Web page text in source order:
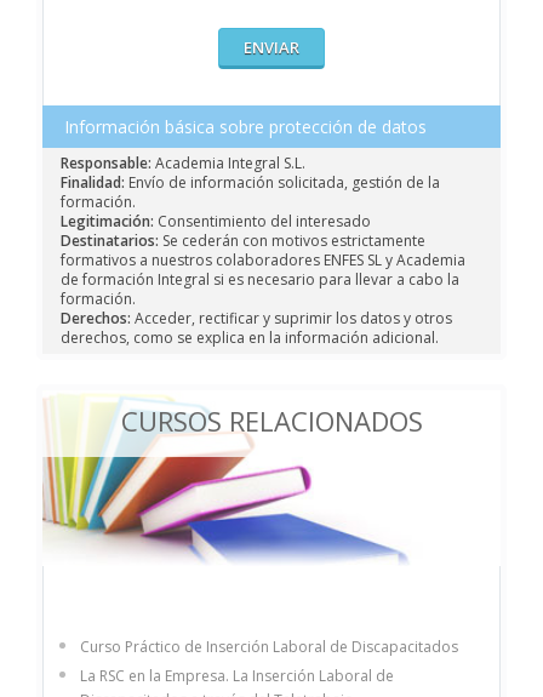
Información básica sobre protección de datos
Responsable: Academia Integral S.L.
Finalidad: Envío de información solicitada, gestión de la
formación.
Legitimación: Consentimiento del interesado
Destinatarios: Se cederán con motivos estrictamente
formativos a nuestros colaboradores ENFES SL y Academia
de formación Integral si es necesario para llevar a cabo la
formación.
Derechos: Acceder, rectificar y suprimir los datos y otros
derechos, como se explica en la información adicional.
CURSOS RELACIONADOS
Curso Práctico de Inserción Laboral de Discapacitados
La RSC en la Empresa. La Inserción Laboral de